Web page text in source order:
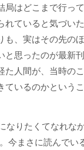
局はどこまで行っ
れていると気づい
、実はその先の
と思ったのが最新
人間が、当時の
いるのかという
なりたくてなれな
今まさに読んでい